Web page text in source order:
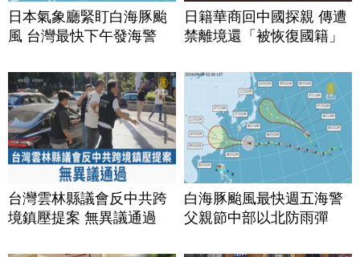
日本氣象廳緊盯白海豚颱
風 台灣最快下午發海警
日籍華商回中國探親 傳遭
禁離境還「被恢復國籍」
台灣雲林縣議會反中共跨
境鎮壓提案 無異議通過
白海豚颱風最快週五海警
父親節中部以北防雨彈